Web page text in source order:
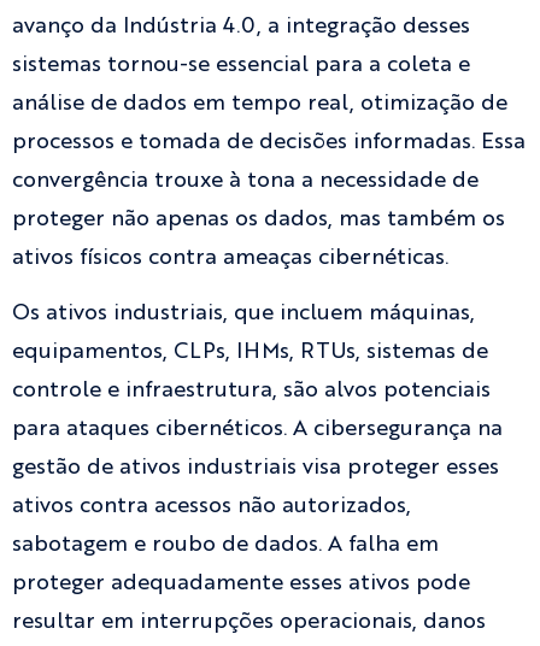
avanço da Indústria 4.0, a integração desses
sistemas tornou-se essencial para a coleta e
análise de dados em tempo real, otimização de
processos e tomada de decisões informadas. Essa
convergência trouxe à tona a necessidade de
proteger não apenas os dados, mas também os
ativos físicos contra ameaças cibernéticas.
Os ativos industriais, que incluem máquinas,
equipamentos, CLPs, IHMs, RTUs, sistemas de
controle e infraestrutura, são alvos potenciais
para ataques cibernéticos. A cibersegurança na
gestão de ativos industriais visa proteger esses
ativos contra acessos não autorizados,
sabotagem e roubo de dados. A falha em
proteger adequadamente esses ativos pode
resultar em interrupções operacionais, danos